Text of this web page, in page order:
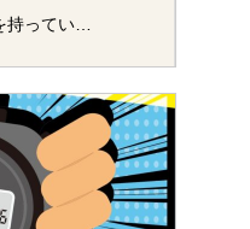
持ってい…